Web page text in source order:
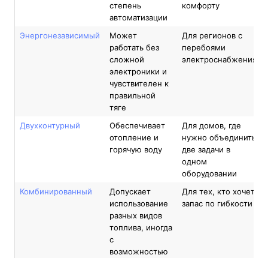
степень
автоматизации
комфорту
Энергонезависимый
Может
работать без
сложной
электроники и
чувствителен к
правильной
тяге
Для регионов с
перебоями
электроснабжения
Двухконтурный
Обеспечивает
отопление и
горячую воду
Для домов, где
нужно объединить
две задачи в
одном
оборудовании
Комбинированный
Допускает
использование
разных видов
топлива, иногда
с
возможностью
Для тех, кто хочет
запас по гибкости